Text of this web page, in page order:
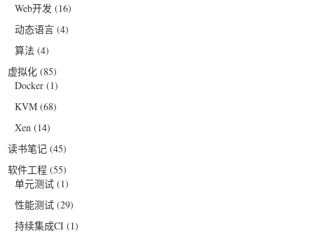
Web开发 (16)
动态语言 (4)
算法 (4)
虚拟化 (85)
Docker (1)
KVM (68)
Xen (14)
读书笔记 (45)
软件工程 (55)
单元测试 (1)
性能测试 (29)
持续集成CI (1)